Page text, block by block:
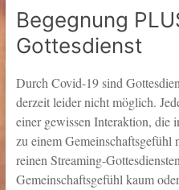
Begegnung
Gottesdienst
Durch Covid-19 sind
derzeit leider nicht möglich.
einer gewissen Interaktion, die
zu einem
reinen Streaming-
Gemeinschaftsgefühl kaum